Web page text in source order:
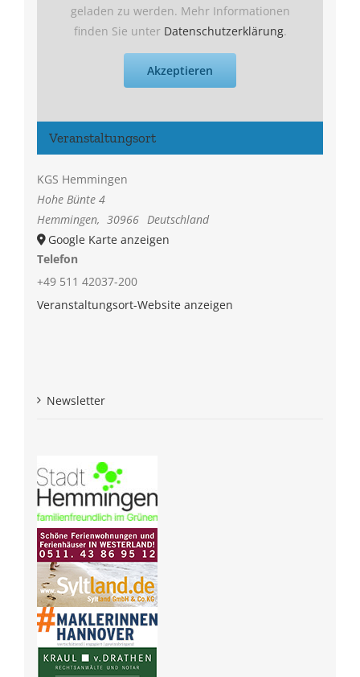
Veranstaltungsort
KGS Hemmingen
Hohe Bünte 4
Hemmingen, 30966 Deutschland
Google Karte anzeigen
Telefon
+49 511 42037-200
Veranstaltungsort-Website anzeigen
geladen zu werden. Mehr Informationen
finden Sie unter Datenschutzerklärung.
Akzeptieren
Newsletter